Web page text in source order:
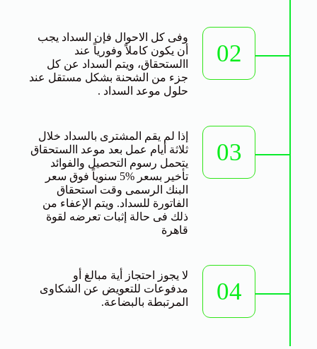
02
وفى كل الاحوال فإن السداد يجب
أن يكون كاملاً وفورياً عند
االستحقاق، ويتم السداد عن كل
جزء من الشحنة بشكل مستقل عند
حلول موعد السداد .
03
إذا لم يقم المشترى بالسداد خلال
ثلاثة أيام عمل بعد موعد االستحقاق
يتحمل رسوم التحصيل والفوائد
تأخير بسعر %5 سنوياً فوق سعر
البنك الرسمى وقت استحقاق
الفاتورة للسداد. ويتم الإعفاء من
ذلك فى حالة إثبات تعرضه لقوة
قاهرة
04
لا يجوز احتجاز أية مبالغ أو
مدفوعات للتعويض عن الشكاوى
المرتبطة بالبضاعة.